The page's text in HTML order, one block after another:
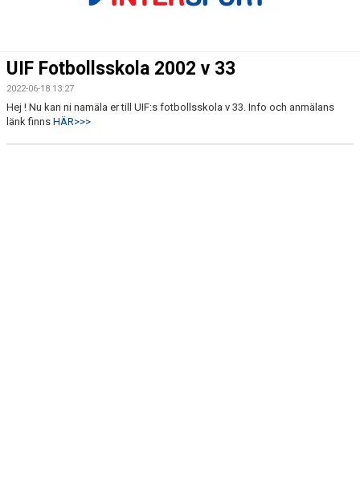
TRUPPEN
BILDGALLERI
UIF Fotbollsskola 2002 v 33
2022-06-18 13:27
Hej ! Nu kan ni namäla er till UIF:s fotbollsskola v 33. Info och anmälans
länk finns HÄR>>>